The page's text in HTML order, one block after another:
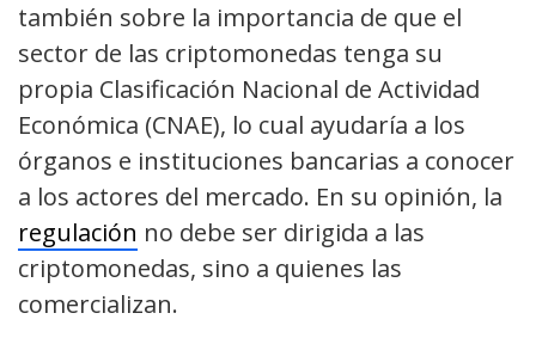
también sobre la importancia de que el
sector de las criptomonedas tenga su
propia Clasificación Nacional de Actividad
Económica (CNAE), lo cual ayudaría a los
órganos e instituciones bancarias a conocer
a los actores del mercado. En su opinión, la
regulación no debe ser dirigida a las
criptomonedas, sino a quienes las
comercializan.